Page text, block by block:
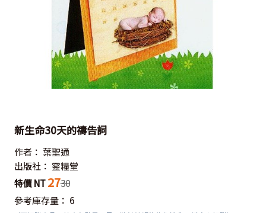
新生命30天的禱告詞
作者： 葉聖通
出版社： 靈糧堂
特價 NT 2730
參考庫存量： 6